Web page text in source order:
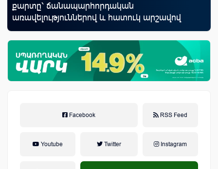
քարտը՝ ճանապարհորդական
առավելություններով և հատուկ արշավով
Facebook RSS Feed
Youtube Twitter Instagram